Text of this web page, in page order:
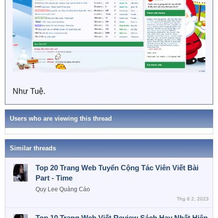
Như Tuệ.
Users who are viewing this thread
Similar threads
Top 20 Trang Web Tuyển Cộng Tác Viên Viết Bài
Part - Time
Quy Lee Quảng Cáo
Thg 8 2, 2023